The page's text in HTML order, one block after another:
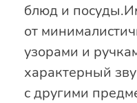
блюд и
от
узорами и
характерный
с другими